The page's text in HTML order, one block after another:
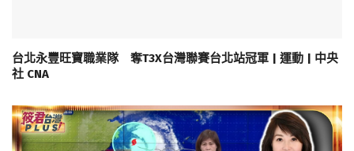
台北永豐旺寶職業隊 奪T3X台灣聯賽台北站冠軍 | 運動 | 中央
社 CNA